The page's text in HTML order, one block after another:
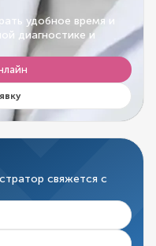
удобное время и
диагностике и
свяжется с